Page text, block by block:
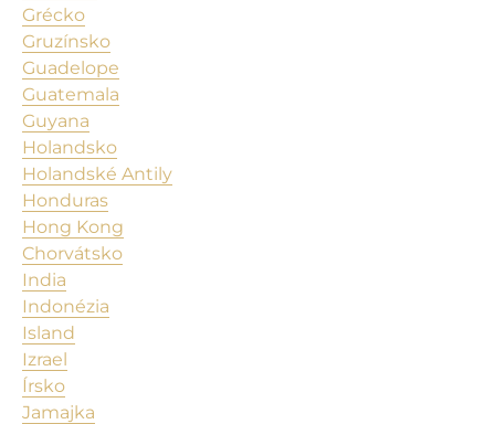
Grécko
Gruzínsko
Guadelope
Guatemala
Guyana
Holandsko
Holandské Antily
Honduras
Hong Kong
Chorvátsko
India
Indonézia
Island
Izrael
Írsko
Jamajka